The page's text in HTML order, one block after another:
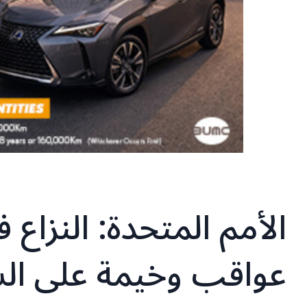
الأمم المتحدة:
عواقب وخيمة على